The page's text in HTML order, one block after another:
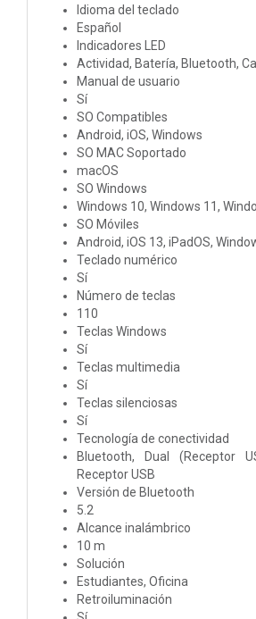
Idioma del teclado
Español
Indicadores LED
Actividad, Batería, Bluetooth,
Manual de usuario
Sí
SO Compatibles
Android, iOS, Windows
SO MAC Soportado
macOS
SO Windows
Windows 10, Windows 11,
SO Móviles
Android, iOS 13, iPadOS,
Teclado numérico
Sí
Número de teclas
110
Teclas Windows
Sí
Teclas multimedia
Sí
Teclas silenciosas
Sí
Tecnología de conectividad
Bluetooth, Dual (Receptor
Receptor USB
Versión de Bluetooth
5.2
Alcance inalámbrico
10 m
Solución
Estudiantes, Oficina
Retroiluminación